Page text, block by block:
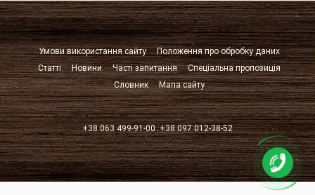
Умови використання сайту
Положення про обробку даних
Статті
Новини Часті запитання
Спеціальна пропозиція
Словник
Мапа сайту
+38 063 499-91-00 +38 097 012-38-52